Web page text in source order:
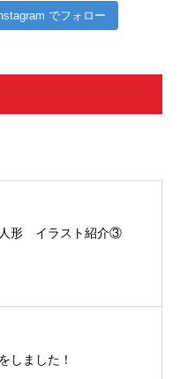
でフォロー
人形 イラスト紹介③
しました！